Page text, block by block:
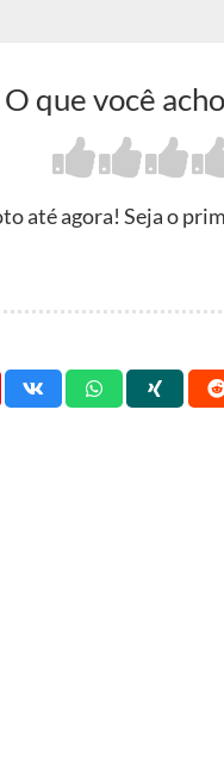
O que você
até agora! Seja o